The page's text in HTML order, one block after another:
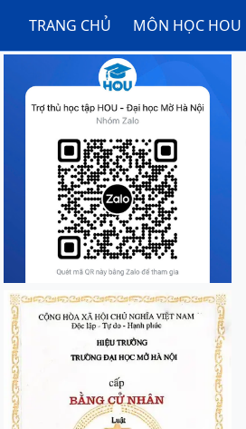
TRANG CHỦ MÔN HỌC HOU